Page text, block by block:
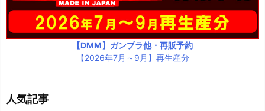
【DMM】ガンプラ他・再販予約
【2026年7月～9月】再生産分
人気記事